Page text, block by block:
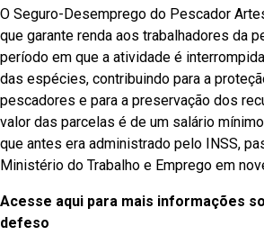
O Seguro-Desemprego do Pescador
que garante renda aos trabalhadores da
período em que a atividade é
das espécies, contribuindo para a
pescadores e para a preservação dos
valor das parcelas é de um salário
que antes era administrado pelo INSS,
Ministério do Trabalho e Emprego em
Acesse aqui para mais informações
defeso